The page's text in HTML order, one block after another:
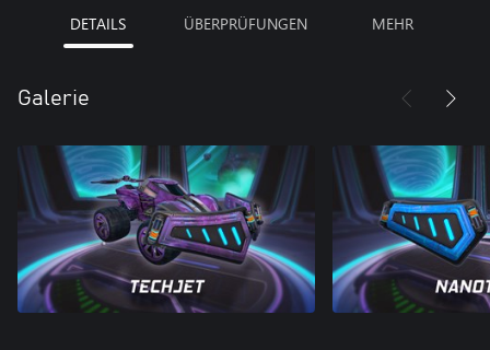
DETAILS ÜBERPRÜFUNGEN MEHR
Galerie